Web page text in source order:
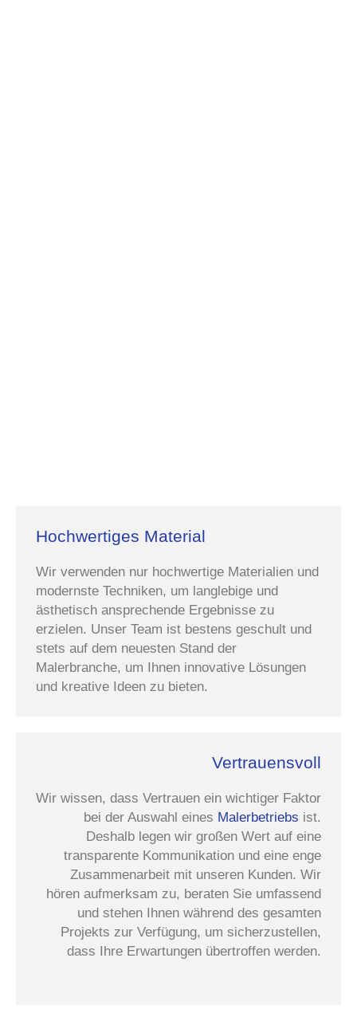
Hochwertiges Material
Wir verwenden nur hochwertige Materialien und
modernste Techniken, um langlebige und
ästhetisch ansprechende Ergebnisse zu
erzielen. Unser Team ist bestens geschult und
stets auf dem neuesten Stand der
Malerbranche, um Ihnen innovative Lösungen
und kreative Ideen zu bieten.
Vertrauensvoll
Wir wissen, dass Vertrauen ein wichtiger Faktor
bei der Auswahl eines Malerbetriebs ist.
Deshalb legen wir großen Wert auf eine
transparente Kommunikation und eine enge
Zusammenarbeit mit unseren Kunden. Wir
hören aufmerksam zu, beraten Sie umfassend
und stehen Ihnen während des gesamten
Projekts zur Verfügung, um sicherzustellen,
dass Ihre Erwartungen übertroffen werden.